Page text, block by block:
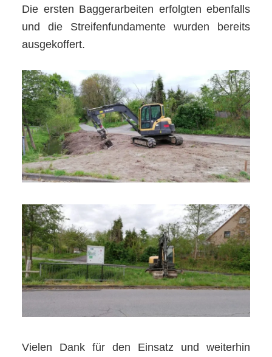
Die ersten Baggerarbeiten erfolgten ebenfalls
und die Streifenfundamente wurden bereits
ausgekoffert.
Vielen Dank für den Einsatz und weiterhin